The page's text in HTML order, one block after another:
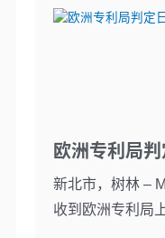
欧洲专利局
新北市，树林 –
收到欧洲专利局